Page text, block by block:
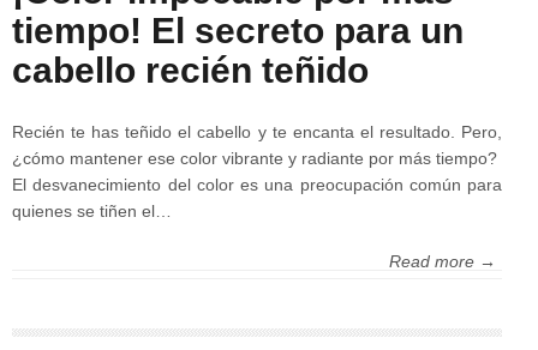
tiempo! El secreto para un
cabello recién teñido
Recién te has teñido el cabello y te encanta el resultado. Pero,
¿cómo mantener ese color vibrante y radiante por más tiempo?
El desvanecimiento del color es una preocupación común para
quienes se tiñen el…
Read more →